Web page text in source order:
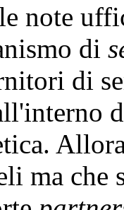
note
di
di
ma che